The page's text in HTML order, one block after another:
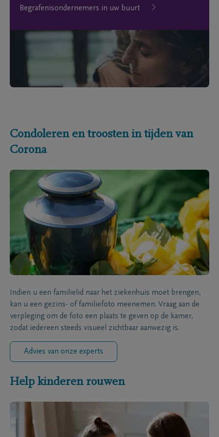
Begrafenisondernemers in uw buurt
Condoleren en troosten in tijden van
Corona
Indien u een familielid naar het ziekenhuis moet brengen,
kan u een gezins- of familiefoto meenemen. Vraag aan de
verpleging om de foto een plaats te geven op de kamer,
zodat iedereen steeds visueel zichtbaar aanwezig is.
Advies van onze experts
Help kinderen rouwen